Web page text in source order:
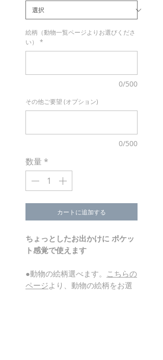
絵柄（動物一覧ページよりお選びくださ
い）
*
0/500
その他ご要望 (オプション)
0/500
数量 *
カートに追加する
ちょっとしたお出かけに ポケッ
ト感覚で使えます
●動物の絵柄選べます。 こちらの
ページより、動物の絵柄をお選